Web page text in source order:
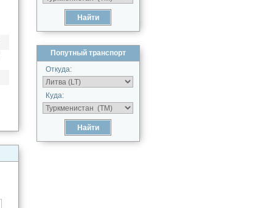
Попутный транспорт
Откуда:
Куда: